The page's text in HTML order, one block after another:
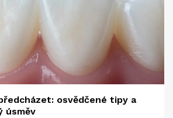
osvědčené tipy a
úsměv